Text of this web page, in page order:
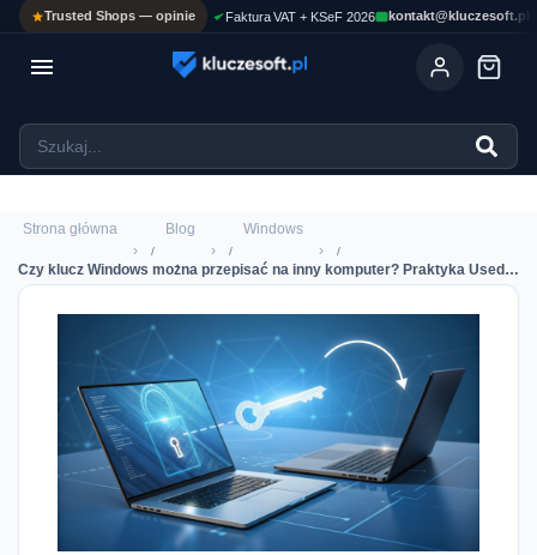
Trusted Shops — opinie Faktura VAT + KSeF 2026 kontakt@kluczesoft.pl

Strona główna
›
Blog
›
Windows
›
Czy klucz Windows można przepisać na inny komputer? Praktyka UsedSoft w 2026 r.
ASYSTENT AI